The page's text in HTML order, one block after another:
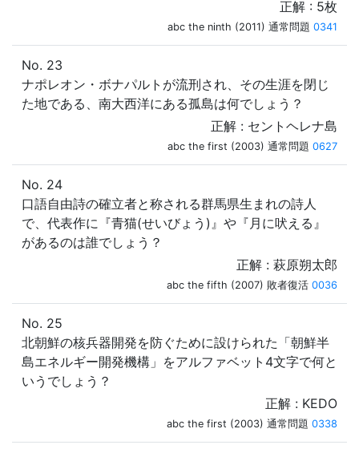
正解 : 5枚
abc the ninth (2011) 通常問題 0341
No. 23
ナポレオン・ボナパルトが流刑され、その生涯を閉じ
た地である、南大西洋にある孤島は何でしょう？
正解 : セントヘレナ島
abc the first (2003) 通常問題 0627
No. 24
口語自由詩の確立者と称される群馬県生まれの詩人
で、代表作に『青猫(せいびょう)』や『月に吠える』
があるのは誰でしょう？
正解 : 萩原朔太郎
abc the fifth (2007) 敗者復活 0036
No. 25
北朝鮮の核兵器開発を防ぐために設けられた「朝鮮半
島エネルギー開発機構」をアルファベット4文字で何と
いうでしょう？
正解 : KEDO
abc the first (2003) 通常問題 0338